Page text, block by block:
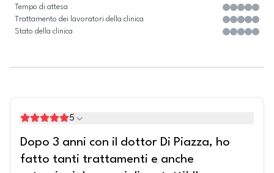
Tempo di attesa
Trattamento dei lavoratori della clinica
Stato della clinica
5
Dopo 3 anni con il dottor Di Piazza, ho
fatto tanti trattamenti e anche